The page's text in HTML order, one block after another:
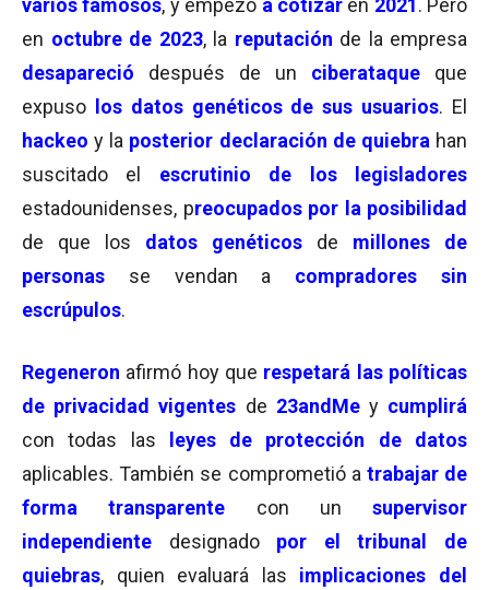
varios famosos, y empezó a cotizaren 2021. Pero
en octubre de 2023, la reputación de la empresa
desapareció después de un ciberataque
que
expuso
los datos genéticos de sus usuarios. El
hackeo y la posterior declaración de quiebra han
suscitado el
escrutinio de los legisladores
estadounidenses, preocupados por la posibilidad
de que los datos genéticos de millones de
personas
se vendan a compradores sin
escrúpulos.
Regeneron afirmó hoy que respetará las políticas
de privacidad vigentes de 23andMey cumplirá
con todas las
leyes de protección de datos
aplicables. También se comprometió a trabajar de
forma transparente con un supervisor
independiente designado por el tribunal de
quiebras, quien evaluará las implicaciones del